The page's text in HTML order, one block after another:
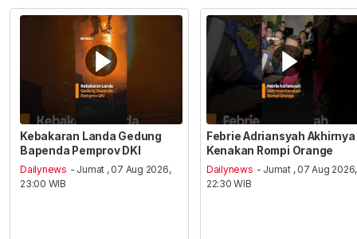
Kebakaran Landa Gedung
Bapenda Pemprov DKI
Dailynews - Jumat , 07 Aug 2026,
23:00 WIB
Febrie Adriansyah Akhirnya
Kenakan Rompi Orange
Dailynews - Jumat , 07 Aug 2026,
22:30 WIB